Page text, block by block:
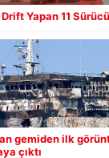
Yapan 11
gemiden ilk
çıktı